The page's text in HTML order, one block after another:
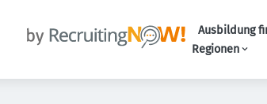
Ausbildung
Regionen